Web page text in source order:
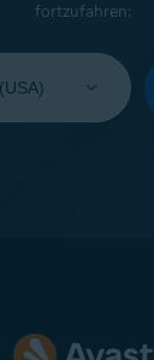
fortzufahren:
Sie
Sprache